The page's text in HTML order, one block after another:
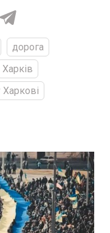
дорога
Харків